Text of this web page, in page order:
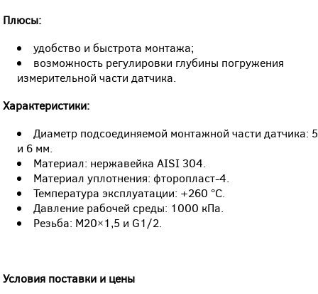
Плюсы:
удобство и быстрота монтажа;
возможность регулировки глубины погружения
измерительной части датчика.
Характеристики:
Диаметр подсоединяемой монтажной части датчика: 5
и 6 мм.
Материал: нержавейка AISI 304.
Материал уплотнения: фторопласт-4.
Температура эксплуатации: +260 °С.
Давление рабочей среды: 1000 кПа.
Резьба: М20×1,5 и G1/2.
Условия поставки и цены